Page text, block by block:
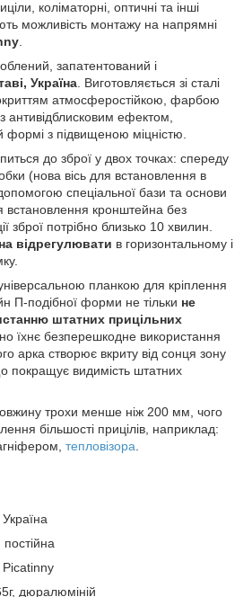
коліматорні, оптичні та інші
можливість монтажу на напрямні
запатентований і
Україна . Виготовляється зі сталі
атмосферостійкою, фарбою
антивідблисковим ефектом,
формі з підвищеною міцністю.
до зброї у двох точках: спереду
(нова вісь для встановлення в
спеціальної бази та основи
встановлення кронштейна без
зброї потрібно близько 10 хвилин.
відрегулювати в горизонтальному і
планкою для кріплення
П-подібної форми не тільки не
штатних прицільних
їхнє безперешкодне використання
арка створює вкриту від сонця зону
покращує видимість штатних
трохи менше ніж 200 мм, чого
більшості прицілів, наприклад:
тепловізора
постійна
Picatinny
дюралюміній